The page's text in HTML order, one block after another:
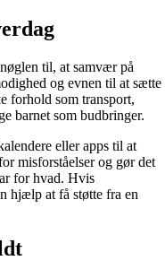
til, at samvær på
og evnen til at sætte
forhold som transport,
barnet som budbringer.
eller apps til at
misforståelser og gør det
for hvad. Hvis
hjælp at få støtte fra en